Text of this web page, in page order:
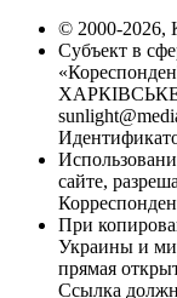
© 2000-2026,
Субъект в
ХАРКІВСЬКЕ
сайте,
При
Украины и
прямая
Ссылка